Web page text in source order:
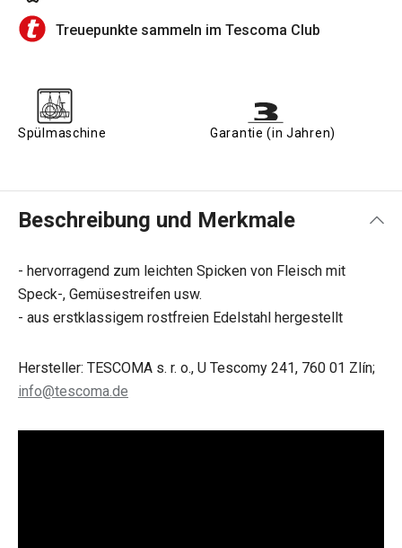
Treuepunkte sammeln im Tescoma Club
Spülmaschine Garantie (in Jahren)
Beschreibung und Merkmale
- hervorragend zum leichten Spicken von Fleisch mit
Speck-, Gemüsestreifen usw.
- aus erstklassigem rostfreien Edelstahl hergestellt
Hersteller: TESCOMA s. r. o., U Tescomy 241, 760 01 Zlín;
info@tescoma.de